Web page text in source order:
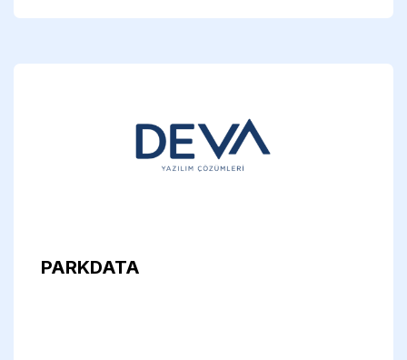
PARKDATA